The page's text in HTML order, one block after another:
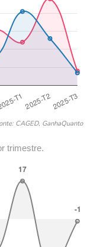
CAGED, GanhaQuanto
trimestre.